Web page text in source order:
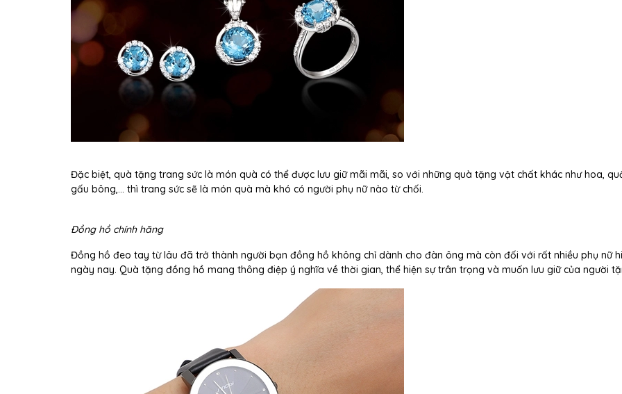
Đặc biệt, quà tặng trang sức là món quà có thể được lưu giữ mãi mãi, so với những quà tặng vật chất khác như hoa,
gấu bông,… thì trang sức sẽ là món quà mà khó có người phụ nữ nào từ chối.
Đồng hồ chính hãng
Đồng hồ đeo tay từ lâu đã trở thành người bạn đồng hồ không chỉ dành cho đàn ông mà còn đối với rất nhiều phụ nữ
ngày nay. Quà tặng đồng hồ mang thông điệp ý nghĩa về thời gian, thể hiện sự trân trọng và muốn lưu giữ của người